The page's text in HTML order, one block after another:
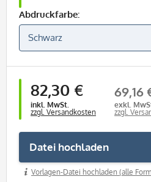
Abdruckfarbe:
82,30 €
inkl. MwSt.
zzgl. Versandkosten
69,16
exkl.
zzgl.
Datei hochladen
Vorlagen-Datei hochladen (alle